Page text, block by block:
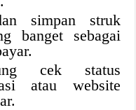
simpan struk
banget sebagai
cek status
atau website